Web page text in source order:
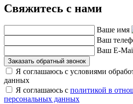
Свяжитесь с нами
Ваше имя
Ваш
Ваш E-
Заказать обратный звонок
Я соглашаюсь с условиями
данных
Я соглашаюсь с политикой в
персональных данных